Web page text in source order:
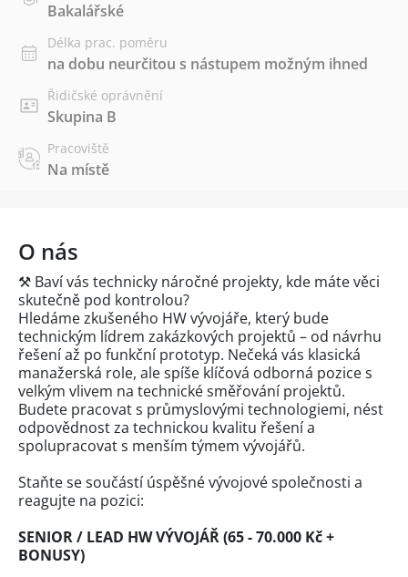
Bakalářské
Délka prac. poměru
na dobu neurčitou s nástupem možným ihned
Řidičské oprávnění
Skupina B
Pracoviště
Na místě
O nás
⚒ Baví vás technicky náročné projekty, kde máte věci
skutečně pod kontrolou?
Hledáme zkušeného HW vývojáře, který bude
technickým lídrem zakázkových projektů – od návrhu
řešení až po funkční prototyp. Nečeká vás klasická
manažerská role, ale spíše klíčová odborná pozice s
velkým vlivem na technické směřování projektů.
Budete pracovat s průmyslovými technologiemi, nést
odpovědnost za technickou kvalitu řešení a
spolupracovat s menším týmem vývojářů.
Staňte se součástí úspěšné vývojové společnosti a
reagujte na pozici:
SENIOR / LEAD HW VÝVOJÁŘ (65 - 70.000 Kč +
BONUSY)